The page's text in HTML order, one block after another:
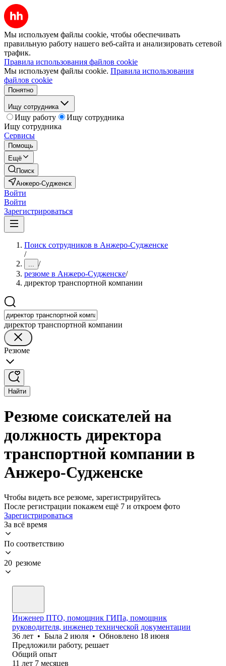
Мы используем файлы cookie, чтобы обеспечивать
правильную работу нашего веб-сайта и анализировать сетевой
трафик.
Правила использования файлов cookie
Мы используем файлы cookie. Правила использования
файлов cookie
Понятно
Ищу сотрудника
Ищу работу
Ищу сотрудника
Ищу сотрудника
Сервисы
Помощь
Ещё
Поиск
Анжеро-Судженск
Войти
Войти
Зарегистрироваться
Поиск сотрудников в Анжеро-Судженске
/
... /
резюме в Анжеро-Судженске/
директор транспортной компании
директор транспортной компании
Резюме
Найти
Резюме соискателей на
должность директора
транспортной компании в
Анжеро-Судженске
Чтобы видеть все резюме, зарегистрируйтесь
После регистрации покажем ещё 7 и откроем фото
Зарегистрироваться
За всё время
По соответствию
20 резюме
Инженер ПТО, помощник ГИПа, помощник
руководителя, инженер технической документации
36 лет • Была 2 июля • Обновлено 18 июня
Предложили работу, решает
Общий опыт
11 лет 7 месяцев